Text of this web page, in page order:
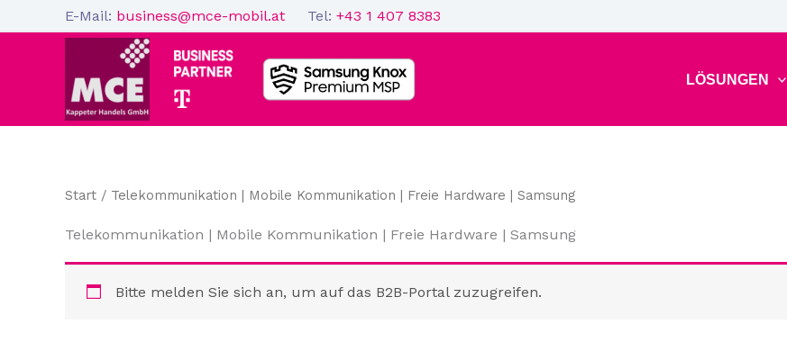
Inhalt
E-Mail: business@mce-mobil.at Tel: +43 1 407 8383
LÖSUNGEN
Start / Telekommunikation | Mobile Kommunikation | Freie Hardware | Samsung
Telekommunikation | Mobile Kommunikation | Freie Hardware | Samsung
Bitte melden Sie sich an, um auf das B2B-Portal zuzugreifen.